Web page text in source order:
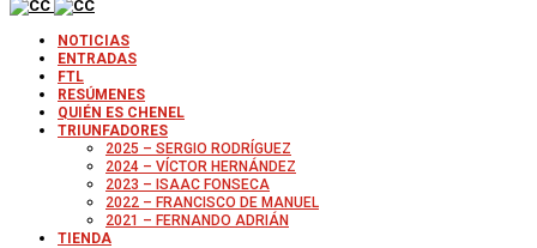
NOTICIAS
ENTRADAS
FTL
RESÚMENES
QUIÉN ES CHENEL
TRIUNFADORES
2025 – SERGIO RODRÍGUEZ
2024 – VÍCTOR HERNÁNDEZ
2023 – ISAAC FONSECA
2022 – FRANCISCO DE MANUEL
2021 – FERNANDO ADRIÁN
TIENDA